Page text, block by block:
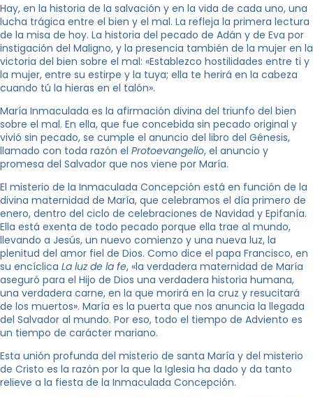
Hay, en la historia de la salvación y en la vida de cada uno, una
lucha trágica entre el bien y el mal. La refleja la primera lectura
de la misa de hoy. La historia del pecado de Adán y de Eva por
instigación del Maligno, y la presencia también de la mujer en la
victoria del bien sobre el mal: «Establezco hostilidades entre ti y
la mujer, entre su estirpe y la tuya; ella te herirá en la cabeza
cuando tú la hieras en el talón».
María Inmaculada es la afirmación divina del triunfo del bien
sobre el mal. En ella, que fue concebida sin pecado original y
vivió sin pecado, se cumple el anuncio del libro del Génesis,
llamado con toda razón el Protoevangelio, el anuncio y
promesa del Salvador que nos viene por María.
El misterio de la Inmaculada Concepción está en función de la
divina maternidad de María, que celebramos el día primero de
enero, dentro del ciclo de celebraciones de Navidad y Epifanía.
Ella está exenta de todo pecado porque ella trae al mundo,
llevando a Jesús, un nuevo comienzo y una nueva luz, la
plenitud del amor fiel de Dios. Como dice el papa Francisco, en
su encíclica La luz de la fe, «la verdadera maternidad de María
aseguró para el Hijo de Dios una verdadera historia humana,
una verdadera carne, en la que morirá en la cruz y resucitará
de los muertos». María es la puerta que nos anuncia la llegada
del Salvador al mundo. Por eso, todo el tiempo de Adviento es
un tiempo de carácter mariano.
Esta unión profunda del misterio de santa María y del misterio
de Cristo es la razón por la que la Iglesia ha dado y da tanto
relieve a la fiesta de la Inmaculada Concepción.